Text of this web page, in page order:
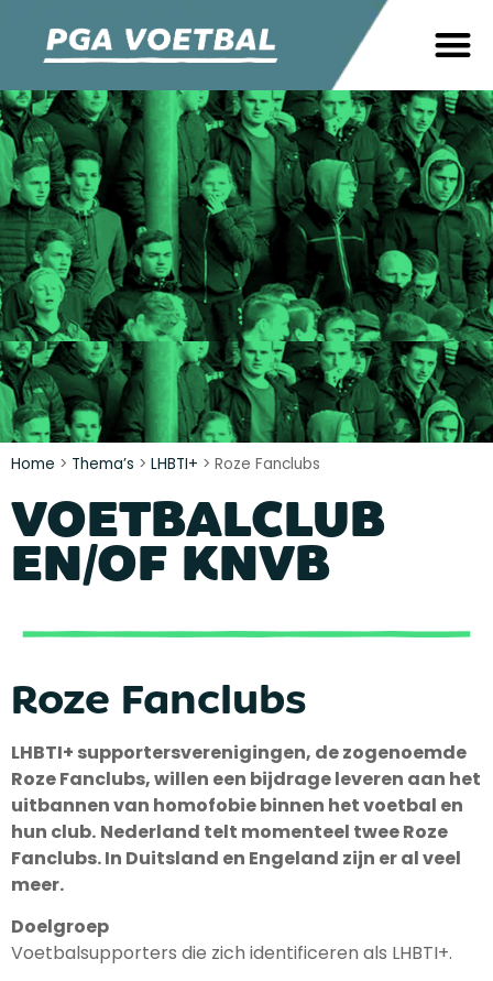
Home > Thema’s > LHBTI+ > Roze Fanclubs
VOETBALCLUB
EN/OF KNVB
Roze Fanclubs
LHBTI+ supportersverenigingen, de zogenoemde
Roze Fanclubs, willen een bijdrage leveren aan het
uitbannen van homofobie binnen het voetbal en
hun club. Nederland telt momenteel twee Roze
Fanclubs. In Duitsland en Engeland zijn er al veel
meer.
Doelgroep
Voetbalsupporters die zich identificeren als LHBTI+.